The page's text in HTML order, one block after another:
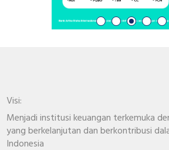
Visi:
Menjadi institusi keuangan terkemuka
yang berkelanjutan dan berkontribusi
Indonesia